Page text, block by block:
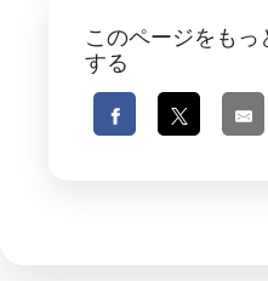
このページをも
する